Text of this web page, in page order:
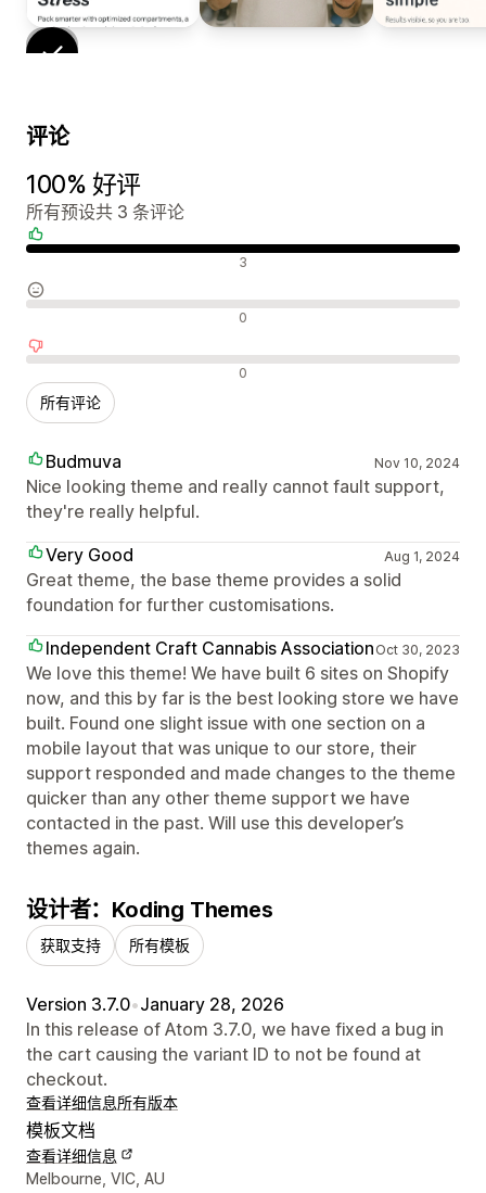
评论
100% 好评
所有预设共 3 条评论
3
0
0
所有评论
Budmuva Nov 10, 2024
Nice looking theme and really cannot fault support,
they're really helpful.
Very Good
Aug 1, 2024
Great theme, the base theme provides a solid
foundation for further customisations.
Independent Craft Cannabis AssociationOct 30, 2023
We love this theme! We have built 6 sites on Shopify
now, and this by far is the best looking store we have
built. Found one slight issue with one section on a
mobile layout that was unique to our store, their
support responded and made changes to the theme
quicker than any other theme support we have
contacted in the past. Will use this developer’s
themes again.
设计者：Koding Themes
获取支持 所有模板
Version 3.7.0•January 28, 2026
In this release of Atom 3.7.0, we have fixed a bug in
the cart causing the variant ID to not be found at
checkout.
查看详细信息所有版本
模板文档
查看详细信息
设计师联系方式
Melbourne, VIC, AU